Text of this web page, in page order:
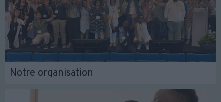
Notre organisation